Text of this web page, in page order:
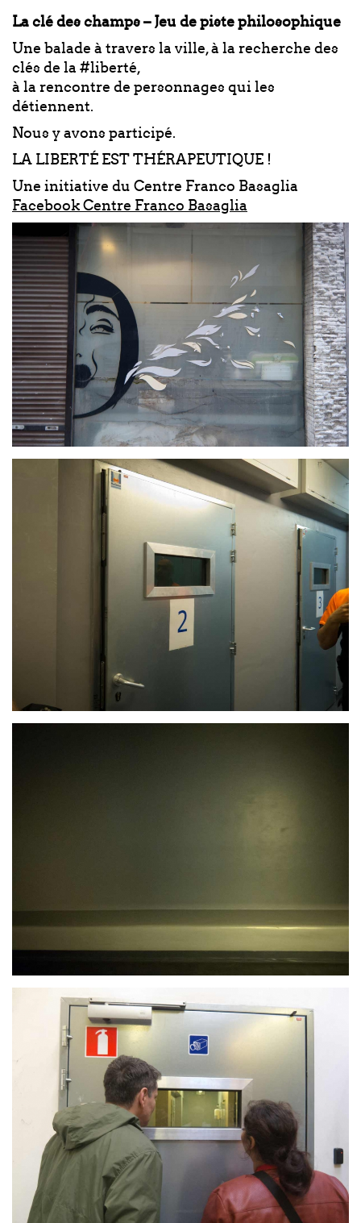
La clé des champs – Jeu de piste philosophique
Une balade à travers la ville, à la recherche des
clés de la #liberté,
à la rencontre de personnages qui les
détiennent.
Nous y avons participé.
LA LIBERTÉ EST THÉRAPEUTIQUE !
Une initiative du Centre Franco Basaglia
Facebook Centre Franco Basaglia